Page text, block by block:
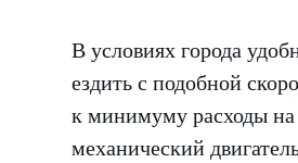
В условиях города
ездить с подобной
к минимуму расходы
механический